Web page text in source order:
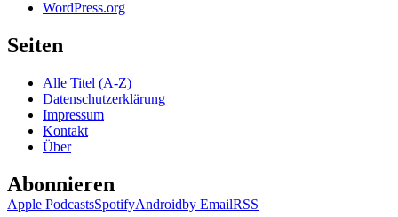
WordPress.org
Seiten
Alle Titel (A-Z)
Datenschutzerklärung
Impressum
Kontakt
Über
Abonnieren
Apple PodcastsSpotifyAndroidby EmailRSS